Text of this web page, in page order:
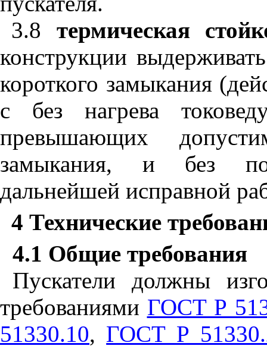
3.8
термическая
конструкции выдерживать
короткого замыкания(
с
без нагрева
превышающих
замыкания, и без
дальнейшей исправной
4 Технические
4.1 Общие требования
Пускатели должны
требованиями ГОСТ Р
51330.10, ГОСТ Р